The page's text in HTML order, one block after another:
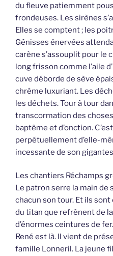
du fleuve patiemment
frondeuses. Les sirènes
Elles se comptent ; les
Génisses énervées
carène s’assouplit pour le
long frisson comme l’aile
cuve déborde de sève
chrême luxuriant. Les
les déchets. Tour à tour
transcormation des
baptême et d’onction.
perpétuellement d’elle-
incessante de son
Les chantiers Réchamps
Le patron serre la main de
chacun son tour. Et ils sont
du titan que refrènent de
d’énormes ceintures de fer.
René est là. Il vient de
famille Lonneril. La jeune